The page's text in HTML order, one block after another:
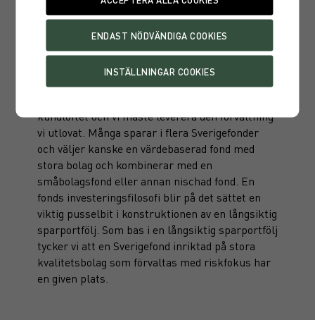
Sveriges portfölj. Då gäller det att hålla fokus
och inte bli spekulativ och hoppa på trender
även om det leder till att fonden under perioder
inte levererar avkastning i linje med börsen.
kundlöftet och vi måste leverera den förvaltning
vi utlovat. Många sparar i flera Sverigefonder
och väljer kanske en värdebaserad fond med
stora bolag och kombinerar med en
småbolagsfond eller annan nischad fond. En
fonds investeringsfilosofi blir på det sättet en
viktig pusselbit i konstruktionen av en långsiktig
sparportfölj. Som bas i en långsiktig sparportfölj
tycker vi att en Sverigefond inriktad på stora
kvalitetsbolag som förvaltas med riskfokus har
en given plats.